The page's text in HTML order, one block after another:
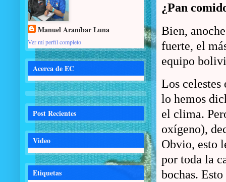
¿Pan
Bien,
fuerte, el
equipo
Los celestes
lo hemos
el clima.
oxígeno),
Obvio, esto
por toda la
bochas.
Manuel Araníbar Luna
Ver mi perfil completo
Acerca de EC
Post Recientes
Video
Etiquetas